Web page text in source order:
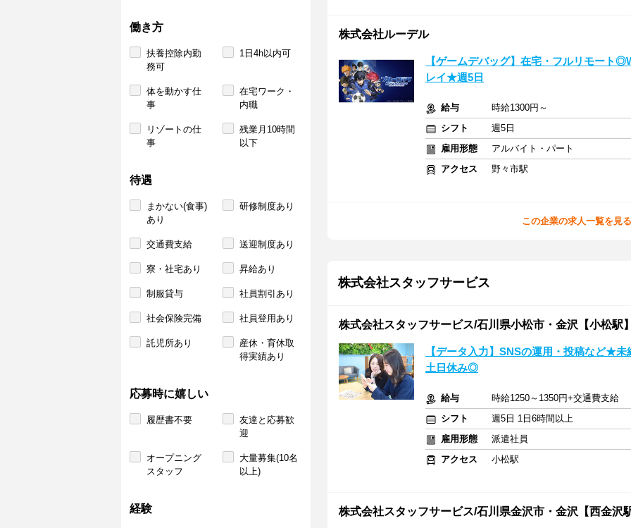
働き方
扶養控除内勤
務可
1日4h以内可
体を動かす仕
事
在宅ワーク・
内職
リゾートの仕
事
残業月10時間
以下
待遇
まかない(食事)
あり
研修制度あり
交通費支給 送迎制度あり
寮・社宅あり 昇給あり
制服貸与 社員割引あり
社会保険完備 社員登用あり
託児所あり
産休・育休取
得実績あり
応募時に嬉しい
履歴書不要
友達と応募歓
迎
オープニング
スタッフ
大量募集(10名
以上)
経験
株式会社ルーデル
【ゲームデバッグ】在宅・フルリモート
レイ★週5日
給与
時給1300円～
シフト
週5日
雇用形態
アルバイト・パート
アクセス
野々市駅
この企業の求人一覧を見る
株式会社スタッフサービス
株式会社スタッフサービス/石川県小松市・金沢【小松駅】
【データ入力】SNSの運用・投稿など★
土日休み◎
給与
時給1250～1350円+交通費支給
シフト
週5日 1日6時間以上
雇用形態
派遣社員
アクセス
小松駅
株式会社スタッフサービス/石川県金沢市・金沢【西金沢駅